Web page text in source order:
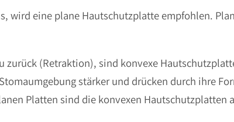
wird eine plane Hautschutzplatte empfohlen.
(Retraktion), sind konvexe
stärker und drücken durch ihre
Platten sind die konvexen Hautschutzplatten